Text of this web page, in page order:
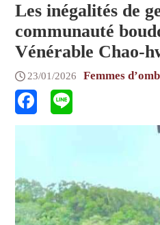
Les inégalités de
communauté
Vénérable Chao-
23/01/2026 Femmes